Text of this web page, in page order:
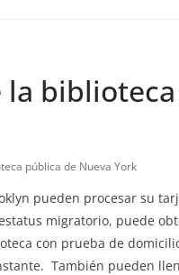
pública de Nueva York
pueden procesar su
migratorio, puede
con prueba de
También pueden